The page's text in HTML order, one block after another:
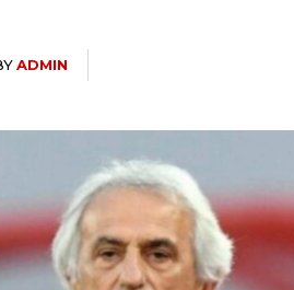
ADMIN